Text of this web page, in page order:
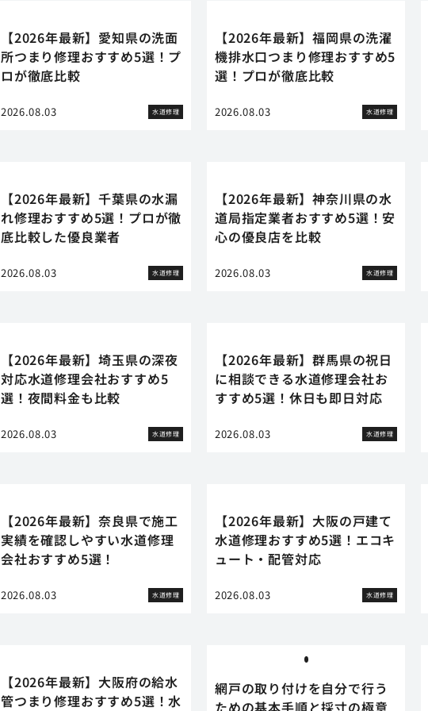
【2026年最新】愛知県の洗面
所つまり修理おすすめ5選！プ
ロが徹底比較
2026.08.03 水道修理
【2026年最新】福岡県の洗濯
機排水口つまり修理おすすめ5
選！プロが徹底比較
2026.08.03 水道修理
【2026年最新】千葉県の水漏
れ修理おすすめ5選！プロが徹
底比較した優良業者
2026.08.03 水道修理
【2026年最新】神奈川県の水
道局指定業者おすすめ5選！安
心の優良店を比較
2026.08.03 水道修理
【2026年最新】埼玉県の深夜
対応水道修理会社おすすめ5
選！夜間料金も比較
2026.08.03 水道修理
【2026年最新】群馬県の祝日
に相談できる水道修理会社お
すすめ5選！休日も即日対応
2026.08.03 水道修理
【2026年最新】奈良県で施工
実績を確認しやすい水道修理
会社おすすめ5選！
2026.08.03 水道修理
【2026年最新】大阪の戸建て
水道修理おすすめ5選！エコキ
ュート・配管対応
2026.08.03 水道修理
【2026年最新】大阪府の給水
管つまり修理おすすめ5選！水
網戸の取り付けを自分で行う
ための基本手順と採寸の極意